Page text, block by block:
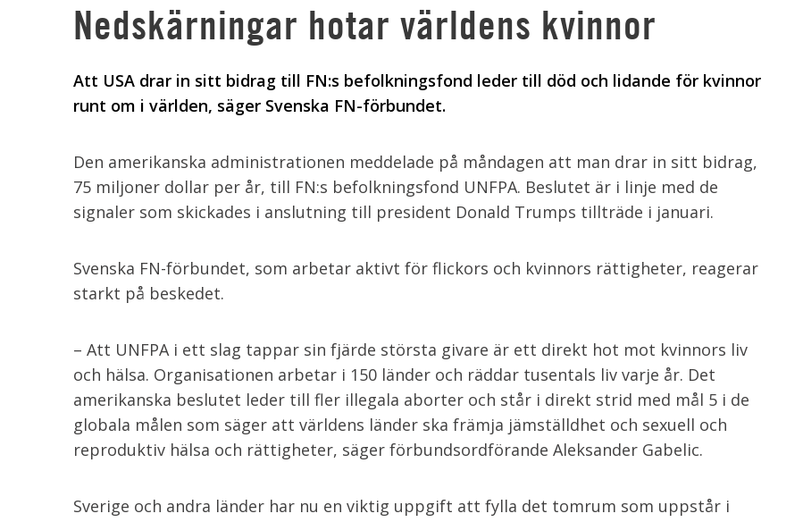
Nedskärningar hotar världens kvinnor
Att USA drar in sitt bidrag till FN:s befolkningsfond leder till död och lidande för kvinnor
runt om i världen, säger Svenska FN-förbundet.
Den amerikanska administrationen meddelade på måndagen att man drar in sitt bidrag,
75 miljoner dollar per år, till FN:s befolkningsfond UNFPA. Beslutet är i linje med de
signaler som skickades i anslutning till president Donald Trumps tillträde i januari.
Svenska FN-förbundet, som arbetar aktivt för flickors och kvinnors rättigheter, reagerar
starkt på beskedet.
– Att UNFPA i ett slag tappar sin fjärde största givare är ett direkt hot mot kvinnors liv
och hälsa. Organisationen arbetar i 150 länder och räddar tusentals liv varje år. Det
amerikanska beslutet leder till fler illegala aborter och står i direkt strid med mål 5 i de
globala målen som säger att världens länder ska främja jämställdhet och sexuell och
reproduktiv hälsa och rättigheter, säger förbundsordförande Aleksander Gabelic.
Sverige och andra länder har nu en viktig uppgift att fylla det tomrum som uppstår i